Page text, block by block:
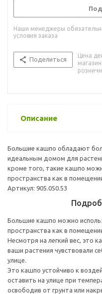
Наши менеджеры
условия заказа
Поделиться
Цена
Описание
Большие кашпо обладают
идеальным домом для
кроме того, такие кашпо
пространства как в
Артикул: 905.050.53
Большие кашпо можно
пространства как в
Несмотря на легкий вес, это
ваши растения чувствовали
улице.
Это кашпо устойчиво к
оставить на улице при
освободив от грунта или